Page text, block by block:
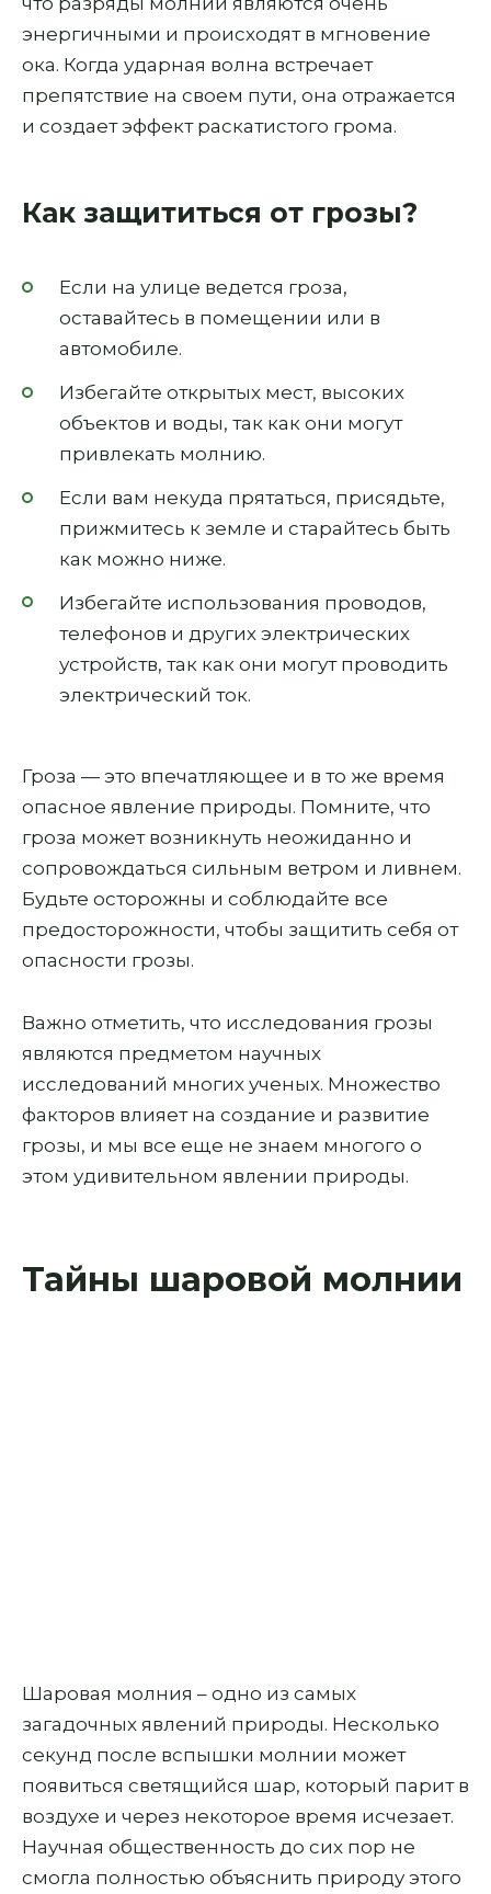
энергичными и происходят в мгновение
ока. Когда ударная волна встречает
препятствие на своем пути, она отражается
и создает эффект раскатистого грома.
Как защититься от грозы?
Если на улице ведется гроза,
оставайтесь в помещении или в
автомобиле.
Избегайте открытых мест, высоких
объектов и воды, так как они могут
привлекать молнию.
Если вам некуда прятаться, присядьте,
прижмитесь к земле и старайтесь быть
как можно ниже.
Избегайте использования проводов,
телефонов и других электрических
устройств, так как они могут проводить
электрический ток.
Гроза — это впечатляющее и в то же время
опасное явление природы. Помните, что
гроза может возникнуть неожиданно и
сопровождаться сильным ветром и ливнем.
Будьте осторожны и соблюдайте все
предосторожности, чтобы защитить себя от
опасности грозы.
Важно отметить, что исследования грозы
являются предметом научных
исследований многих ученых. Множество
факторов влияет на создание и развитие
грозы, и мы все еще не знаем многого о
этом удивительном явлении природы.
Тайны шаровой молнии
Шаровая молния – одно из самых
загадочных явлений природы. Несколько
секунд после вспышки молнии может
появиться светящийся шар, который парит в
воздухе и через некоторое время исчезает.
Научная общественность до сих пор не
смогла полностью объяснить природу этого